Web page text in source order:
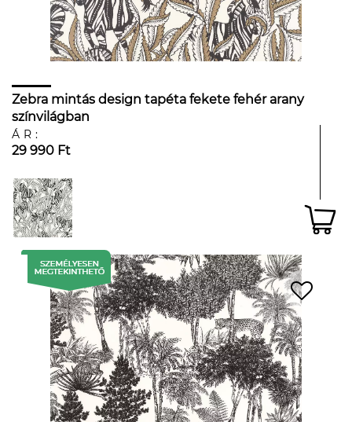
Zebra mintás design tapéta fekete fehér arany
színvilágban
ÁR:
29 990 Ft